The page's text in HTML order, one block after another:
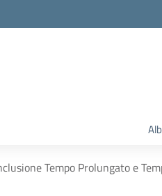
Tempo Prolungato e